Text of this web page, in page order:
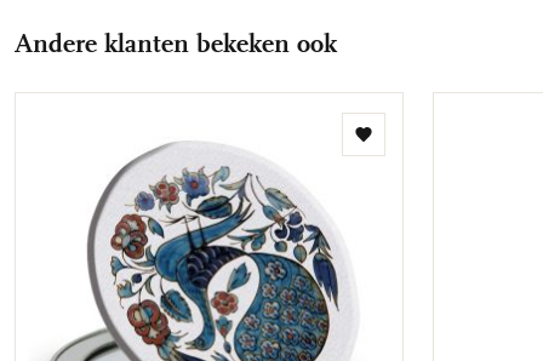
Andere klanten bekeken ook
Toevoegen